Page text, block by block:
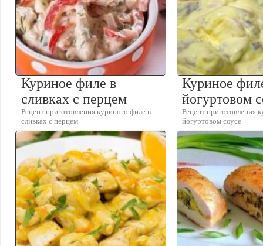
Куриное филе в
сливках с перцем
Рецепт приготовления куриного филе в
сливках с перцем
Куриное
йогуртовом
Рецепт приготовления
йогуртовом соусе